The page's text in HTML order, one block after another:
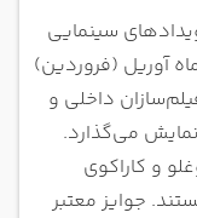
سینمایی
تاکنون در ماه آوریل (فروردین)
داخلی و
نمایش می‌گذارد.
و کاراکوی
جوایز معتبر